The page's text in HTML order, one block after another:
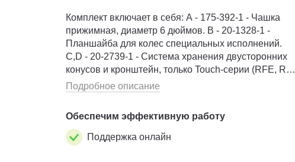
Комплект включает в себя: A - 175-392-1 - Чашка
прижимная, диаметр 6 дюймов. B - 20-1328-1 -
Планшайба для колес специальных исполнений.
C,D - 20-2739-1 - Система хранения двусторонних
конусов и кронштейн, только Touch-серии (RFE, RFT,
GSP9200 Touch, SWT). E - 20-2683-1 - Комплект из
10 колет BullsEye точной посадки (от 5...
Подробное описание
Обеспечим эффективную работу
Поддержка онлайн